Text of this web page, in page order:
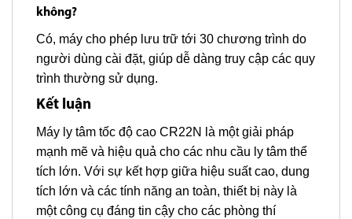
không?
Có, máy cho phép lưu trữ tới 30 chương trình do
người dùng cài đặt, giúp dễ dàng truy cập các quy
trình thường sử dụng.
Kết luận
Máy ly tâm tốc độ cao CR22N là một giải pháp
mạnh mẽ và hiệu quả cho các nhu cầu ly tâm thể
tích lớn. Với sự kết hợp giữa hiệu suất cao, dung
tích lớn và các tính năng an toàn, thiết bị này là
một công cụ đáng tin cậy cho các phòng thí